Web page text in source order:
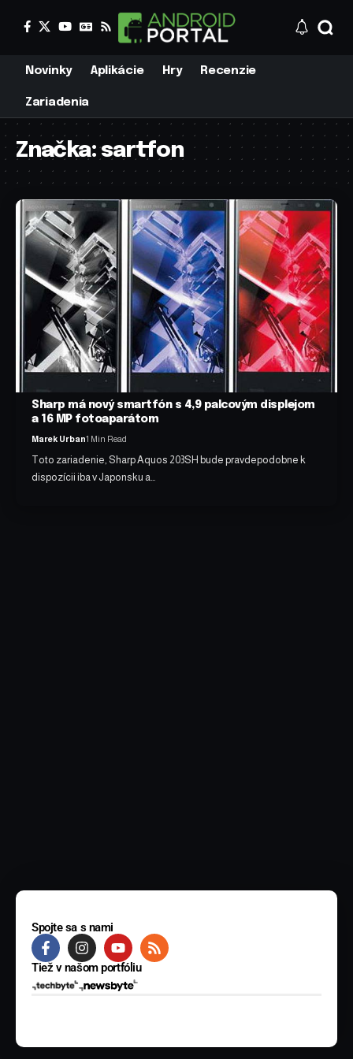
Novinky Aplikácie Hry Recenzie
Zariadenia
Značka:sartfon
Sharp má nový smartfón s 4,9 palcovým displejom
a 16 MP fotoaparátom
Marek Urban1 Min Read
Toto zariadenie, Sharp Aquos 203SH bude pravdepodobne k
dispozícii iba v Japonsku a…
Spojte sa s nami
Tiež v našom portfóliu